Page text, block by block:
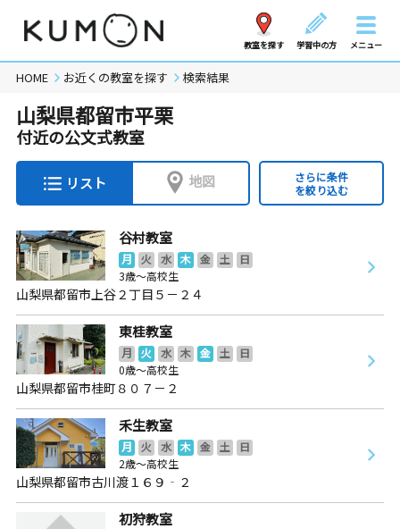
教室を探す 学習中の方 メニュー
HOME お近くの教室を探す 検索結果
山梨県都留市平栗
付近の公文式教室
リスト 地図
さらに条件
を絞り込む
谷村教室
月 火 水 木 金 土
日
3歳～高校生
山梨県都留市上谷２丁目５－２４
東桂教室
月 火 水 木 金 土
日
0歳～高校生
山梨県都留市桂町８０７－２
禾生教室
月 火 水 木 金 土
日
2歳～高校生
山梨県都留市古川渡１６９‐２
初狩教室